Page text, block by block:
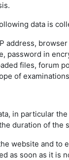
data is
address,
password in
files, forum
of
in particular
duration of the
website and to
as soon as it